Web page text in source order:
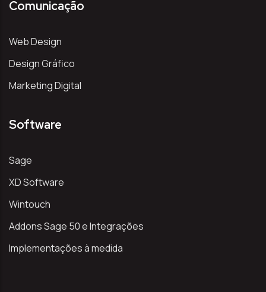
Comunicação
Web Design
Design Gráfico
Marketing Digital
Software
Sage
XD Software
Wintouch
Addons Sage 50 e Integrações
Implementações à medida